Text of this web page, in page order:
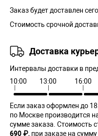
Заказ будет доставлен
Стоимость срочной
Доставка
Интервалы доставки в
10:00
13:00 16:00
Если заказ оформлен до
по Москве производится
сумме заказа. Cтоимость
690 ₽, при заказе на